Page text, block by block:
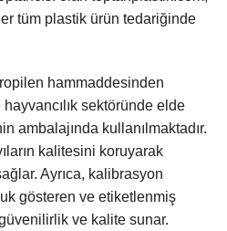
tüm plastik ürün tedariğinde
hammaddesinden
sektöründe elde
ambalajında kullanılmaktadır.
kalitesini koruyarak
Ayrıca, kalibrasyon
gösteren ve etiketlenmiş
ve kalite sunar.